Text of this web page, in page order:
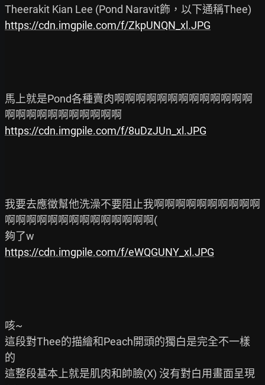
https://cdn.imgpile.com/f/ZkpUNQN_xl.JPG
馬上就是Pond各種賣肉啊啊啊啊啊啊啊啊啊啊啊啊啊
https://cdn.imgpile.com/f/8uDzJUn_xl.JPG
我要去應徵幫他洗澡不要阻止我啊啊啊啊啊啊啊啊啊啊
啊啊啊啊啊啊啊啊啊啊啊啊啊啊(
https://cdn.imgpile.com/f/eWQGUNY_xl.JPG
咳~
這段對Thee的描繪和Peach開頭的獨白是完全不一樣
的
這整段基本上就是肌肉和帥臉(X) 沒有對白用畫面呈現